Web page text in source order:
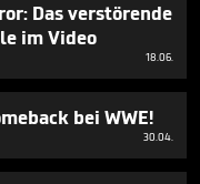
Das verstörende
im Video
18.06.
bei WWE!
30.04.